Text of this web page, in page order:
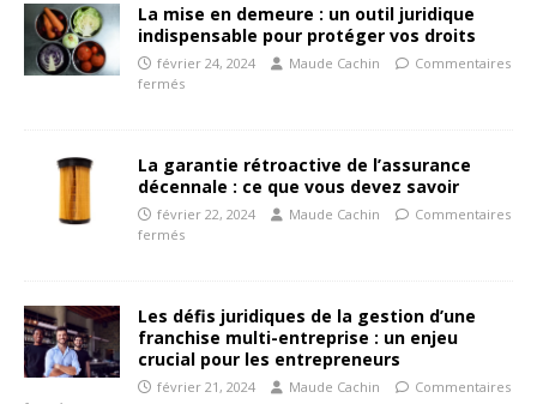
La mise en demeure : un outil juridique
indispensable pour protéger vos droits
février 24, 2024 Maude Cachin
Commentaires
fermés
La garantie rétroactive de l’assurance
décennale : ce que vous devez savoir
février 22, 2024 Maude Cachin
Commentaires
fermés
Les défis juridiques de la gestion d’une
franchise multi-entreprise : un enjeu
crucial pour les entrepreneurs
février 21, 2024 Maude Cachin
Commentaires